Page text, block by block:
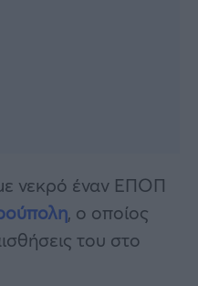
νεκρό έναν ΕΠΟΠ
, ο οποίος
του στο